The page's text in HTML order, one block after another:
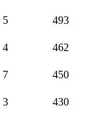
5 493
4 462
7 450
3 430